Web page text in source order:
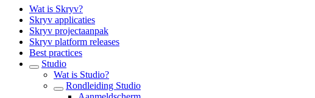
Wat is Skryv?
Skryv applicaties
Skryv projectaanpak
Skryv platform releases
Best practices
Studio
Wat is Studio?
Rondleiding Studio